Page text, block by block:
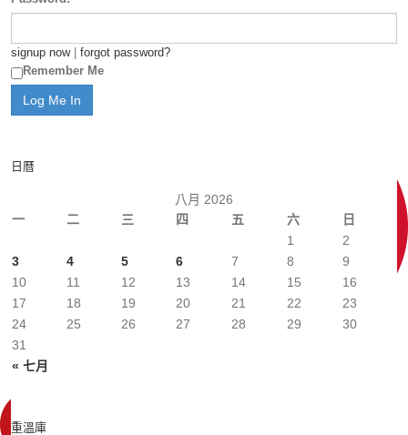
signup now| forgot password?
Remember Me
日曆
八月 2026
一
二 三 四 五 六 日
« 七月
1
2
3
4 5 6 7 8
9
10
11 12 13 14 15
16
17
18 19 20 21 22
23
24
25 26 27 28 29
30
31
重溫庫